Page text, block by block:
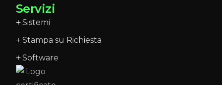
Servizi
Sistemi
Stampa su Richiesta
Software